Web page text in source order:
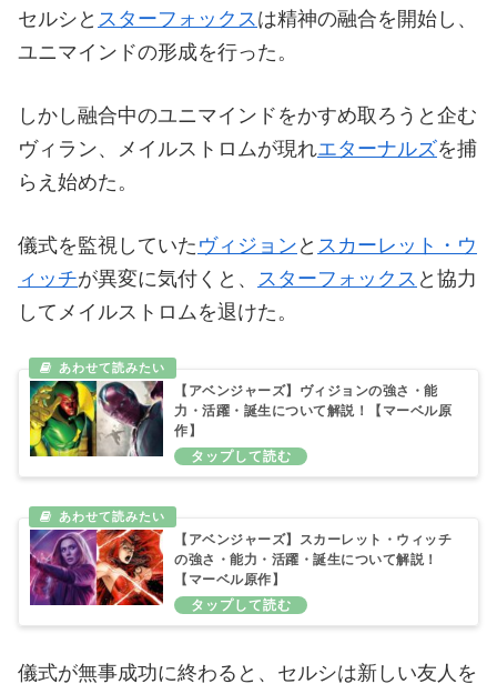
セルシと スターフォックスは精神の融合を開始し、
ユニマインドの形成を行った。
しかし融合中のユニマインドをかすめ取ろうと企む
ヴィラン、メイルストロムが現れエターナルズを捕
らえ始めた。
儀式を監視していた ヴィジョン と スカーレット・ウ
ィッチが異変に気付くと、 スターフォックス と協力
してメイルストロムを退けた。
【アベンジャーズ】ヴィジョンの強さ・能
力・活躍・誕生について解説！【マーベル原
作】
【アベンジャーズ】スカーレット・ウィッチ
の強さ・能力・活躍・誕生について解説！
【マーベル原作】
儀式が無事成功に終わると、セルシは新しい友人を